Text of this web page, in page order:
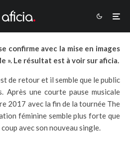
confirme avec la mise en images
». Le résultat est à voir sur aficia.
de retour et il semble que le public
Après une courte pause musicale
2017 avec la fin de la tournée The
féminine semble plus forte que
avec son nouveau single.